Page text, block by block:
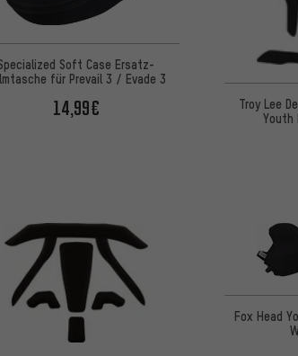
Soft Case Ersatz-
für Prevail 3 / Evade 3
14,99€
Troy Lee
Youth
Fox Head